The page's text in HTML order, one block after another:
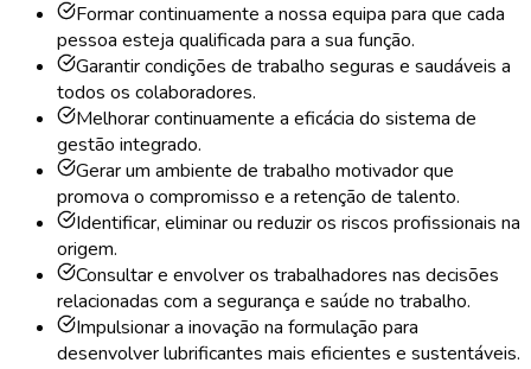
Formar continuamente a nossa equipa para que cada
pessoa esteja qualificada para a sua função.
Garantir condições de trabalho seguras e saudáveis a
todos os colaboradores.
Melhorar continuamente a eficácia do sistema de
gestão integrado.
Gerar um ambiente de trabalho motivador que
promova o compromisso e a retenção de talento.
Identificar, eliminar ou reduzir os riscos profissionais na
origem.
Consultar e envolver os trabalhadores nas decisões
relacionadas com a segurança e saúde no trabalho.
Impulsionar a inovação na formulação para
desenvolver lubrificantes mais eficientes e sustentáveis.